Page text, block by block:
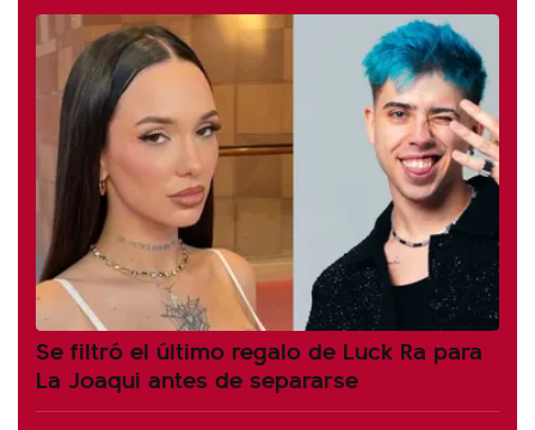
Se filtró el último regalo de Luck Ra para
La Joaqui antes de separarse